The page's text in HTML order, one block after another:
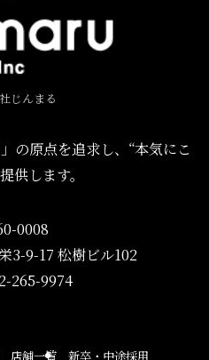
じんまる
の原点を追求し、“本気にこ
供します。
0008
3-9-17 松樹ビル102
265-9974
店舗一覧 新卒・中途採用